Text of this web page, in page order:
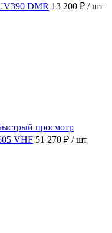
DMR 13 200 ₽ / шт
просмотр
VHF 51 270 ₽ / шт